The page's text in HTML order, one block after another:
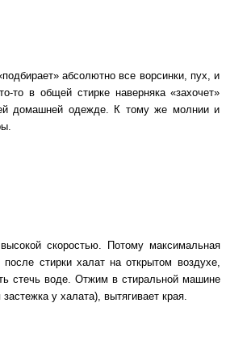
абсолютно все ворсинки, пух, и
то в общей стирке наверняка «захочет»
домашней одежде. К тому же молнии и
скоростью. Потому максимальная
стирки халат на открытом воздухе,
стечь воде. Отжим в стиральной машине
у халата), вытягивает края.